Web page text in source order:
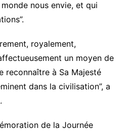
nous envie, et qui
royalement,
un moyen de
reconnaître à Sa Majesté
dans la civilisation”, a
de la Journée